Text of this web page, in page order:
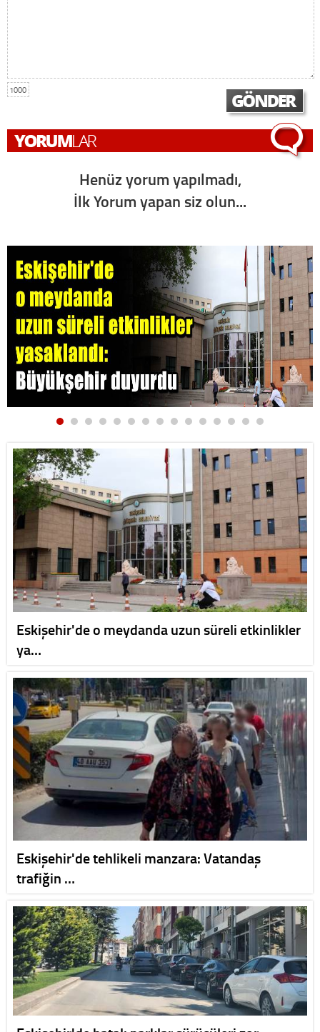
1000
Henüz yorum yapılmadı,
İlk Yorum yapan siz olun...
Eskişehir'de o meydanda uzun süreli etkinlikler
ya…
Eskişehir'de tehlikeli manzara: Vatandaş
trafiğin …